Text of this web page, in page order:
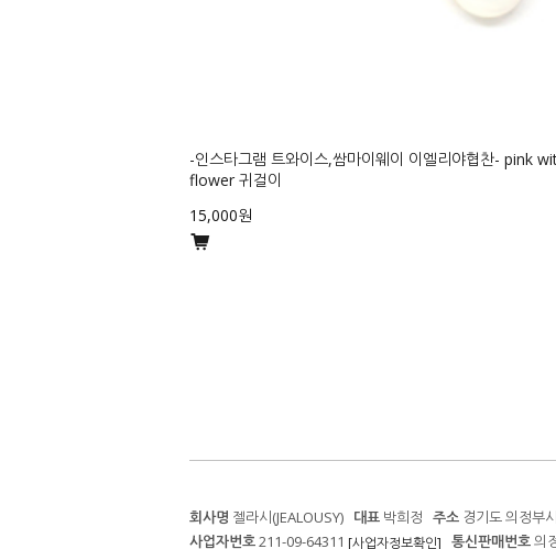
-인스타그램 트와이스,쌈마이웨이 이엘리야협찬- pink
flower 귀걸이
15,000원
회사명 젤라시(JEALOUSY) 대표 박희정 주소 경기도 의정부
사업자번호211-09-64311 [사업자정보확인] 통신판매번호의